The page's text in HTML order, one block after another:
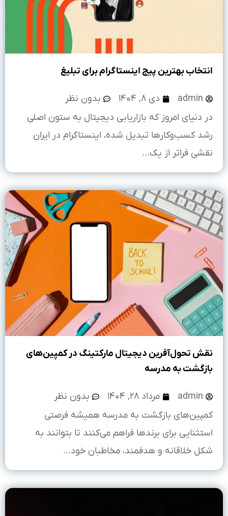
انتخاب بهترین پیج اینستاگرام برای تبلیغ
admin دی ۸, ۱۴۰۴
بدون نظر
در دنیای امروز که بازاریابی دیجیتال به ستون اصلی
رشد کسب‌وکارها تبدیل شده، اینستاگرام در ایران
نقشی فراتر از یک...
نقش تحول‌آفرین دیجیتال مارکتینگ در کمپین‌های
بازگشت به مدرسه
admin مرداد ۲۸, ۱۴۰۴
بدون نظر
کمپین‌های بازگشت به مدرسه همیشه فرصتی
استثنایی برای برندها فراهم می‌کنند تا بتوانند به
شکل خلاقانه و هدفمند، مخاطبان خود...